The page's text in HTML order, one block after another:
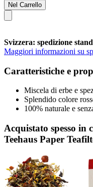
Nel Carrello
Svizzera: spedizione
Maggiori informazioni su
Caratteristiche e
Miscela di erbe e
Splendido colore
100% naturale e
Acquistato spesso in
Teehaus Paper